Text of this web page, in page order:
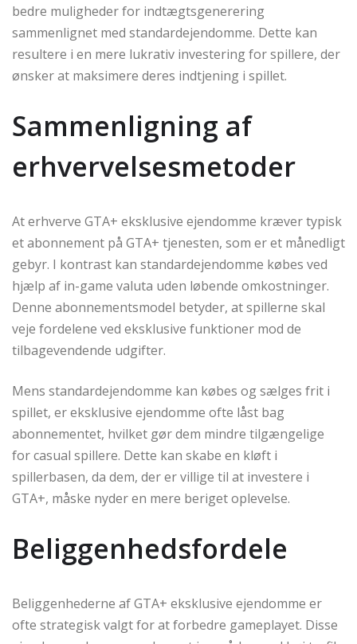
bedre muligheder for indtægtsgenerering
sammenlignet med standardejendomme. Dette kan
resultere i en mere lukrativ investering for spillere, der
ønsker at maksimere deres indtjening i spillet.
Sammenligning af
erhvervelsesmetoder
At erhverve GTA+ eksklusive ejendomme kræver typisk
et abonnement på GTA+ tjenesten, som er et månedligt
gebyr. I kontrast kan standardejendomme købes ved
hjælp af in-game valuta uden løbende omkostninger.
Denne abonnementsmodel betyder, at spillerne skal
veje fordelene ved eksklusive funktioner mod de
tilbagevendende udgifter.
Mens standardejendomme kan købes og sælges frit i
spillet, er eksklusive ejendomme ofte låst bag
abonnementet, hvilket gør dem mindre tilgængelige
for casual spillere. Dette kan skabe en kløft i
spillerbasen, da dem, der er villige til at investere i
GTA+, måske nyder en mere beriget oplevelse.
Beliggenhedsfordele
Beliggenhederne af GTA+ eksklusive ejendomme er
ofte strategisk valgt for at forbedre gameplayet. Disse